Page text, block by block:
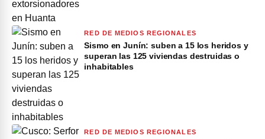
RED DE MEDIOS REGIONALES
Sismo en Junín: suben a 15 los heridos y
superan las 125 viviendas destruidas o
inhabitables
RED DE MEDIOS REGIONALES